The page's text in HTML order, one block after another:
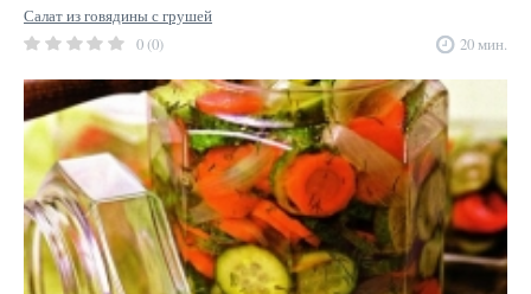
Салат из говядины с грушей
0 (0)
20 мин.